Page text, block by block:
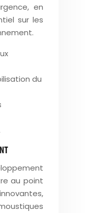
en
sur les
du
au point